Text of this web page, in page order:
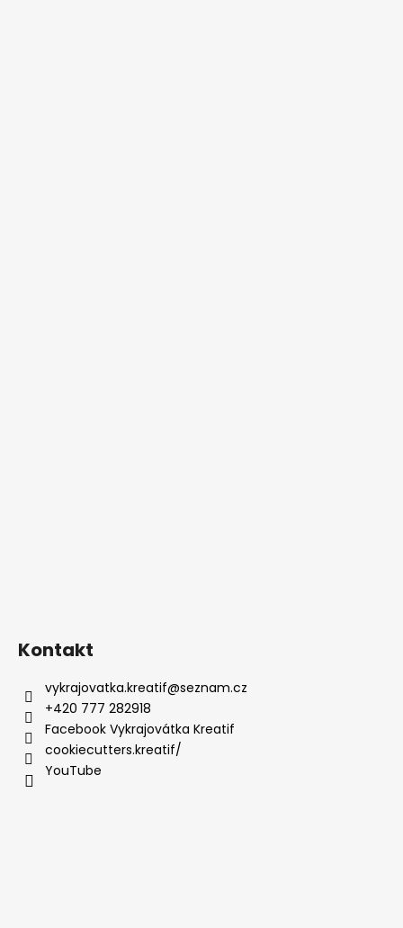
Kontakt
vykrajovatka.kreatif@seznam.cz
+420 777 282918
Facebook Vykrajovátka Kreatif
cookiecutters.kreatif/
YouTube